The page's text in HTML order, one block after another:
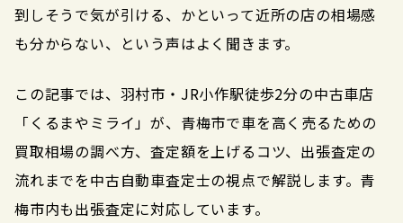
到しそうで気が引ける、かといって近所の店の相場感
も分からない、という声はよく聞きます。
この記事では、羽村市・JR小作駅徒歩2分の中古車店
「くるまやミライ」が、青梅市で車を高く売るための
買取相場の調べ方、査定額を上げるコツ、出張査定の
流れまでを中古自動車査定士の視点で解説します。青
梅市内も出張査定に対応しています。